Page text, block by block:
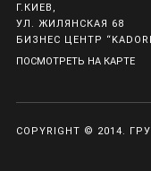
Г.КИЕВ,
УЛ. ЖИЛЯНСКАЯ 68
БИЗНЕС ЦЕНТР
ПОСМОТРЕТЬ НА КАРТЕ
COPYRIGHT © 2014.